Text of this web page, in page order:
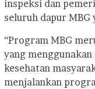
inspeksi dan
seluruh dapur
“Program MBG
yang
kesehatan
menjalankan